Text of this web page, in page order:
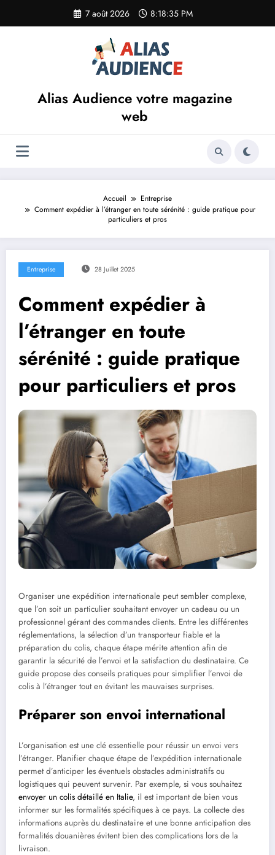
contenu
7 août 2026 8:18:36 PM
Alias Audience votre magazine
web
Accueil
Entreprise
Comment expédier à l’étranger en toute sérénité : guide pratique pour
particuliers et pros
Entreprise 28 Juillet 2025
Comment expédier à
l’étranger en toute
sérénité : guide pratique
pour particuliers et pros
Organiser une expédition internationale peut sembler complexe,
que l’on soit un particulier souhaitant envoyer un cadeau ou un
professionnel gérant des commandes clients. Entre les différentes
réglementations, la sélection d’un transporteur fiable et la
préparation du colis, chaque étape mérite attention afin de
garantir la sécurité de l’envoi et la satisfaction du destinataire. Ce
guide propose des conseils pratiques pour simplifier l’envoi de
colis à l’étranger tout en évitant les mauvaises surprises.
Préparer son envoi international
L’organisation est une clé essentielle pour réussir un envoi vers
l’étranger. Planifier chaque étape de l’expédition internationale
permet d’anticiper les éventuels obstacles administratifs ou
logistiques qui peuvent survenir. Par exemple, si vous souhaitez
envoyer un colis détaillé en Italie, il est important de bien vous
informer sur les formalités spécifiques à ce pays. La collecte des
informations auprès du destinataire et une bonne anticipation des
formalités douanières évitent bien des complications lors de la
livraison.